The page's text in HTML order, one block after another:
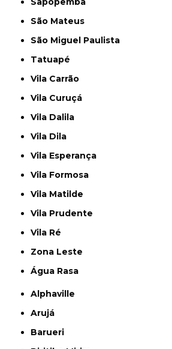
São Mateus
São Miguel Paulista
Tatuapé
Vila Carrão
Vila Curuçá
Vila Dalila
Vila Dila
Vila Esperança
Vila Formosa
Vila Matilde
Vila Prudente
Vila Ré
Zona Leste
Água Rasa
Alphaville
Arujá
Barueri